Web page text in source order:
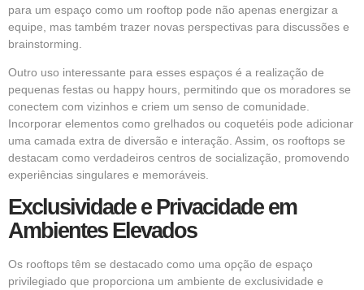
para um espaço como um rooftop pode não apenas energizar a
equipe, mas também trazer novas perspectivas para discussões e
brainstorming.
Outro uso interessante para esses espaços é a realização de
pequenas festas ou happy hours, permitindo que os moradores se
conectem com vizinhos e criem um senso de comunidade.
Incorporar elementos como grelhados ou coquetéis pode adicionar
uma camada extra de diversão e interação. Assim, os rooftops se
destacam como verdadeiros centros de socialização, promovendo
experiências singulares e memoráveis.
Exclusividade e Privacidade em
Ambientes Elevados
Os rooftops têm se destacado como uma opção de espaço
privilegiado que proporciona um ambiente de exclusividade e